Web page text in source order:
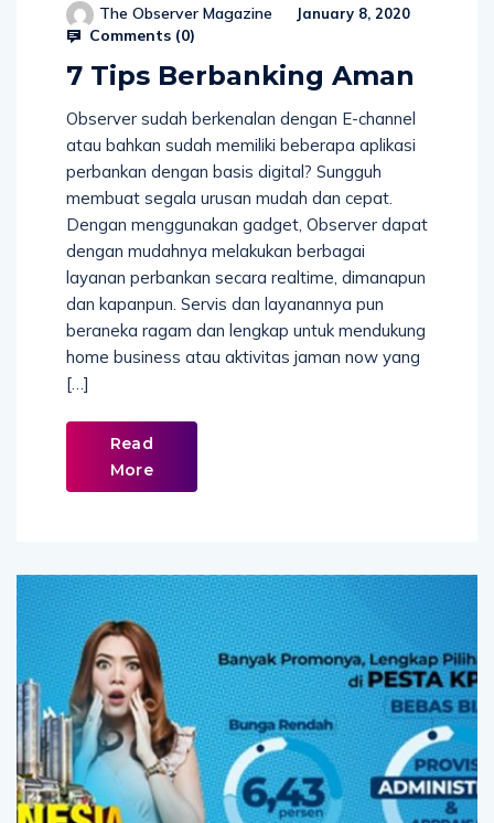
The Observer Magazine January 8, 2020
Comments (0)
7 Tips Berbanking Aman
Observer sudah berkenalan dengan E-channel
atau bahkan sudah memiliki beberapa aplikasi
perbankan dengan basis digital? Sungguh
membuat segala urusan mudah dan cepat.
Dengan menggunakan gadget, Observer dapat
dengan mudahnya melakukan berbagai
layanan perbankan secara realtime, dimanapun
dan kapanpun. Servis dan layanannya pun
beraneka ragam dan lengkap untuk mendukung
home business atau aktivitas jaman now yang
[…]
Read
More